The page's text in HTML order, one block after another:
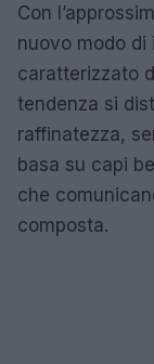
Con
nuovo modo di
caratterizzato
tendenza si
raffinatezza,
basa su capi
che
composta.